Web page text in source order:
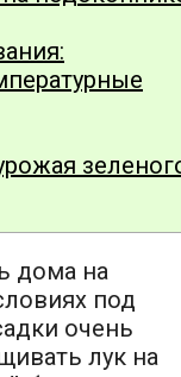
дома на
под
очень
лук на